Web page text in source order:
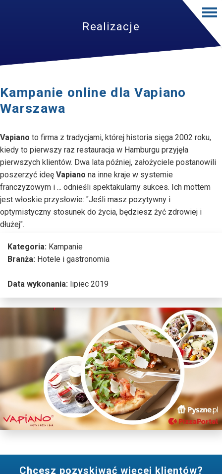
Realizacje
Kampanie online dla Vapiano
Warszawa
Vapiano to firma z tradycjami, której historia sięga 2002 roku,
kiedy to pierwszy raz restauracja w Hamburgu przyjęła
pierwszych klientów. Dwa lata później, założyciele postanowili
poszerzyć ideę Vapiano na inne kraje w systemie
franczyzowym i ... odnieśli spektakularny sukces. Ich mottem
jest włoskie przysłowie: "Jeśli masz pozytywny i
optymistyczny stosunek do życia, będziesz żyć zdrowiej i
dłużej".
Kategoria: Kampanie
Branża: Hotele i gastronomia
Data wykonania: lipiec 2019
Chcesz pozyskiwać więcej klientów?